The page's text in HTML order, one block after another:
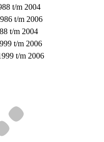
t/m 2004
t/m 2006
t/m 2004
t/m 2006
t/m 2006